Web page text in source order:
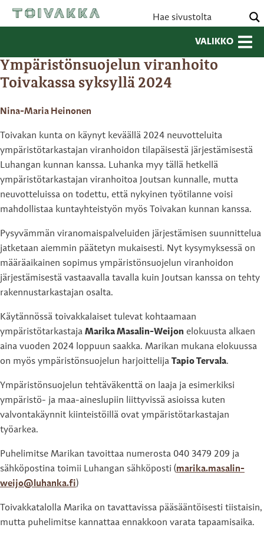
VALIKKO
Ympäristönsuojelun viranhoito
Toivakassa syksyllä 2024
Nina-Maria Heinonen
Toivakan kunta on käynyt keväällä 2024 neuvotteluita
ympäristötarkastajan viranhoidon tilapäisestä järjestämisestä
Luhangan kunnan kanssa. Luhanka myy tällä hetkellä
ympäristötarkastajan viranhoitoa Joutsan kunnalle, mutta
neuvotteluissa on todettu, että nykyinen työtilanne voisi
mahdollistaa kuntayhteistyön myös Toivakan kunnan kanssa.
Pysyvämmän viranomaispalveluiden järjestämisen suunnittelua
jatketaan aiemmin päätetyn mukaisesti. Nyt kysymyksessä on
määräaikainen sopimus ympäristönsuojelun viranhoidon
järjestämisestä vastaavalla tavalla kuin Joutsan kanssa on tehty
rakennustarkastajan osalta.
Käytännössä toivakkalaiset tulevat kohtaamaan
ympäristötarkastaja Marika Masalin-Weijon elokuusta alkaen
aina vuoden 2024 loppuun saakka. Marikan mukana elokuussa
on myös ympäristönsuojelun harjoittelija Tapio Tervala.
Ympäristönsuojelun tehtäväkenttä on laaja ja esimerkiksi
ympäristö- ja maa-aineslupiin liittyvissä asioissa kuten
valvontakäynnit kiinteistöillä ovat ympäristötarkastajan
työarkea.
Puhelimitse Marikan tavoittaa numerosta 040 3479 209 ja
sähköpostina toimii Luhangan sähköposti (marika.masalin-
weijo@luhanka.fi)
Toivakkatalolla Marika on tavattavissa pääsääntöisesti tiistaisin,
mutta puhelimitse kannattaa ennakkoon varata tapaamisaika.